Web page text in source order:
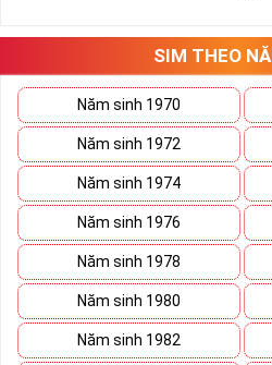
SIM THEO
Năm sinh 1970
Năm sinh 1972
Năm sinh 1974
Năm sinh 1976
Năm sinh 1978
Năm sinh 1980
Năm sinh 1982